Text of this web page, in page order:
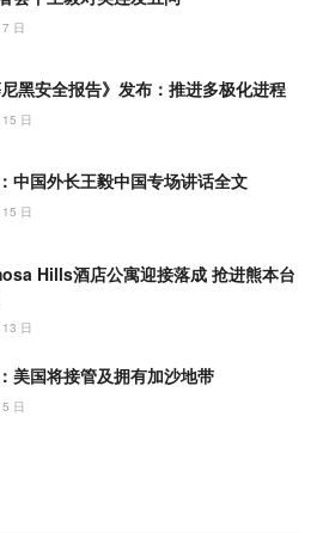
日
尼黑安全报告》发布：推进多极化进程
日
中国外长王毅中国专场讲话全文
日
Hills酒店公寓迎接落成 抢进熊本台
日
美国将接管及拥有加沙地带
日